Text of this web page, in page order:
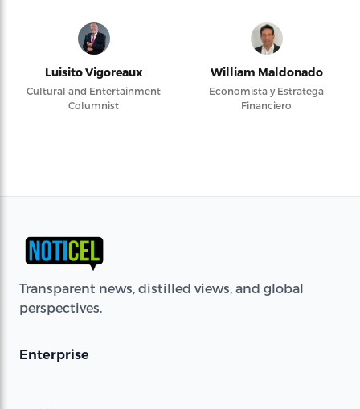
Luisito Vigoreaux
Cultural and Entertainment
Columnist
William Maldonado
Economista y Estratega
Financiero
Transparent news, distilled views, and global
perspectives.
Enterprise